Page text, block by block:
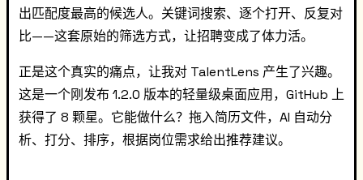
出匹配度最高的候选人。关键词搜索、逐个打开、反复对
比——这套原始的筛选方式，让招聘变成了体力活。
正是这个真实的痛点，让我对 TalentLens 产生了兴趣。
这是一个刚发布 1.2.0 版本的轻量级桌面应用，GitHub 上
获得了 8 颗星。它能做什么？拖入简历文件，AI 自动分
析、打分、排序，根据岗位需求给出推荐建议。